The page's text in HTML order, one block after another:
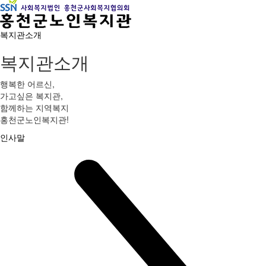
복지관소개
복지관소개
행복한 어르신,
가고싶은 복지관,
함께하는 지역복지
홍천군노인복지관!
인사말